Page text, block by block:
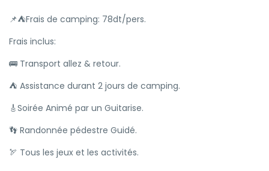
📌⛺Frais de camping: 78dt/pers.
Frais inclus:
🚌 Transport allez & retour.
⛺️ Assistance durant 2 jours de camping.
🎸Soirée Animé par un Guitarise.
👣 Randonnée pédestre Guidé.
🏹 Tous les jeux et les activités.